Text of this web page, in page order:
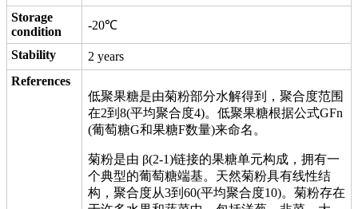
Storage
condition
-20℃
Stability
2 years
References
低聚果糖是由菊粉部分水解得到，聚合度范围
在2到8(平均聚合度4)。低聚果糖根据公式GFn
(葡萄糖G和果糖F数量)来命名。
菊粉是由 β(2-1)链接的果糖单元构成，拥有一
个典型的葡萄糖端基。天然菊粉具有线性结
构，聚合度从3到60(平均聚合度10)。菊粉存在